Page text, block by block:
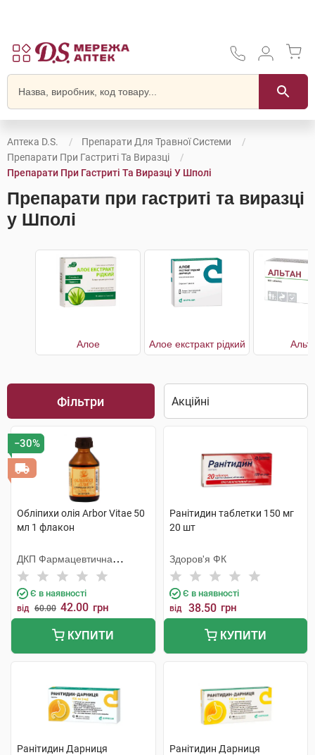
Аптека D.S.
Препарати Для Травної Системи
Препарати При Гастриті Та Виразці
Препарати При Гастриті Та Виразці У Шполі
Препарати при гастриті та виразці
у Шполі
Алое Алое екстракт рідкий
Фільтри
−30%
Обліпихи олія Arbor Vitae 50
мл 1 флакон
ДКП Фармацевтична
фабрика
Є в наявності
від 60.00 42.00 грн
КУПИТИ
Ранітидин таблетки 150 мг
20 шт
Здоров'я ФК
Є в наявності
від 38.50 грн
КУПИТИ
Ранітидин Дарниця
Ранітидин Дарниця